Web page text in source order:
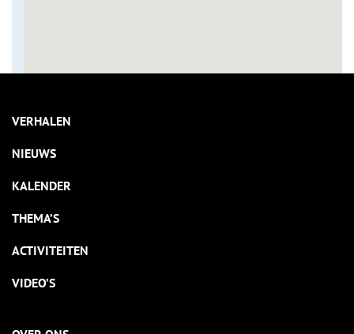
VERHALEN
NIEUWS
KALENDER
THEMA’S
ACTIVITEITEN
VIDEO’S